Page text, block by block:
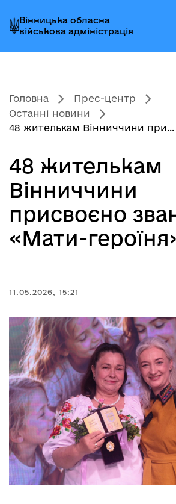
до
головного
меню
до
головного
вмісту
до
головного
колонтитула
Вінницька обласна
військова адміністрація
Головна
Прес-центр
Останні новини
48 жителькам Вінниччини при...
48 жителькам
Вінниччини
присвоєно
«Мати-
11.05.2026, 15:21